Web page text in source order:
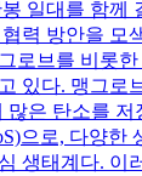
일대를 함께
력 방안을 모
로브를 비롯
있다. 맹그로
많은 탄소를 저
으로, 다양한
생태계다. 이